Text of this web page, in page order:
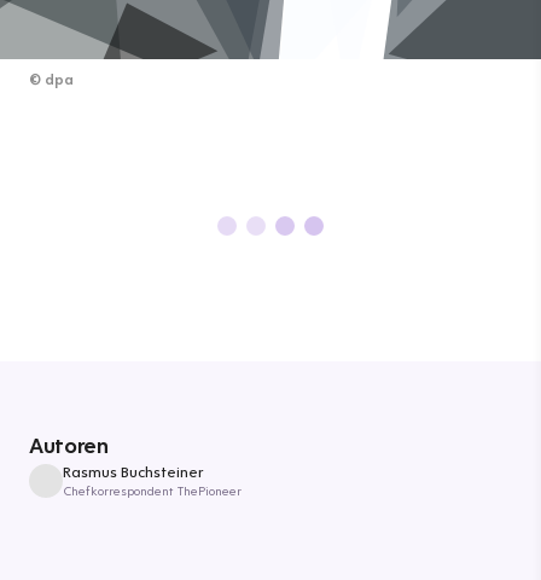
© dpa
Autoren
Rasmus Buchsteiner
Chefkorrespondent ThePioneer